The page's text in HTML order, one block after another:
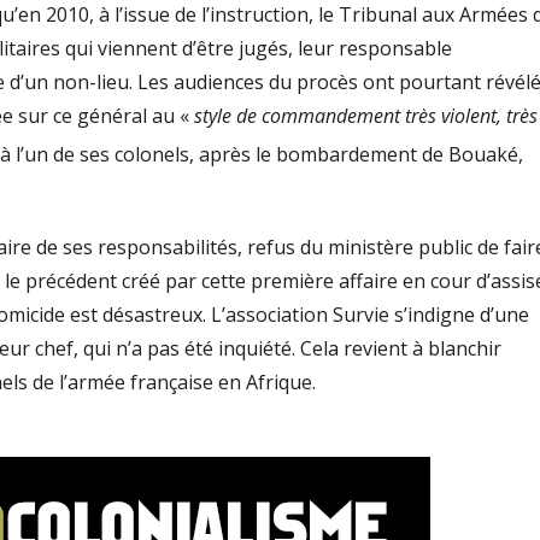
2010, à l’issue de l’instruction, le Tribunal aux Armées
qui viennent d’être jugés, leur responsable
non-lieu. Les audiences du procès ont pourtant révélé
sur ce général au «style de commandement très violent, très
l’un de ses colonels, après le bombardement de Bouaké,
de ses responsabilités, refus du ministère public de
précédent créé par cette première affaire en cour
est désastreux. L’association Survie s’indigne d’une
chef, qui n’a pas été inquiété. Cela revient à blanchir
de l’armée française en Afrique.